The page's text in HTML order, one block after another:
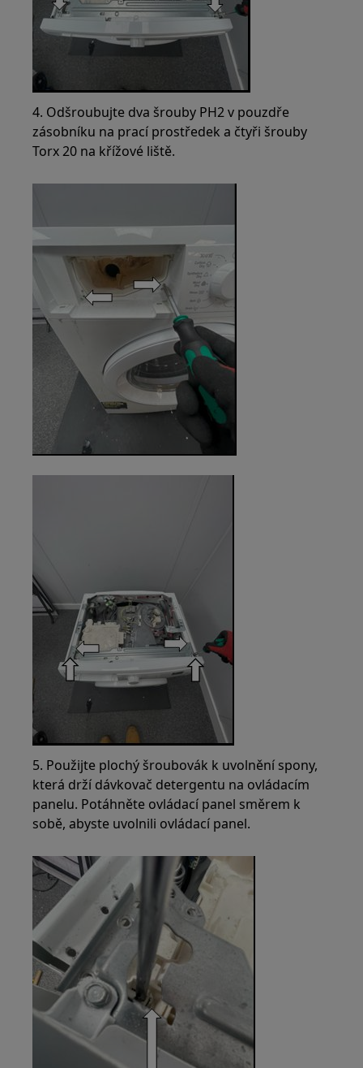
4. Odšroubujte dva šrouby PH2 v pouzdře
zásobníku na prací prostředek a čtyři šrouby
Torx 20 na křížové liště.
5. Použijte plochý šroubovák k uvolnění spony,
která drží dávkovač detergentu na ovládacím
panelu. Potáhněte ovládací panel směrem k
sobě, abyste uvolnili ovládací panel.